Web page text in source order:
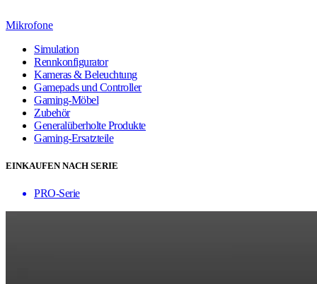
Mikrofone
Simulation
Rennkonfigurator
Kameras & Beleuchtung
Gamepads und Controller
Gaming-Möbel
Zubehör
Generalüberholte Produkte
Gaming-Ersatzteile
EINKAUFEN NACH SERIE
PRO-Serie